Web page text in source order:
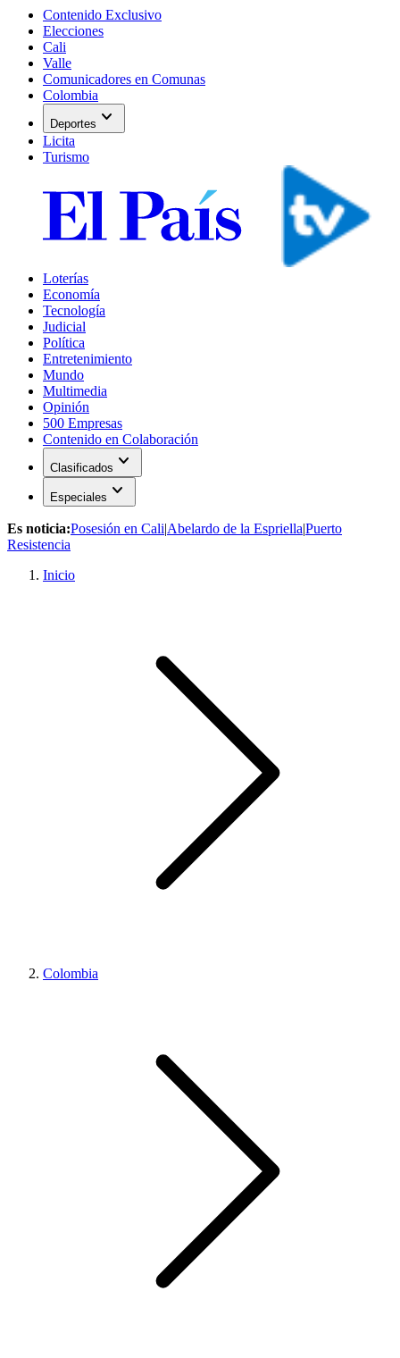
Contenido Exclusivo
Elecciones
Cali
Valle
Comunicadores en Comunas
Colombia
Deportes expand_more
Licita
Turismo
Loterías
Economía
Tecnología
Judicial
Política
Entretenimiento
Mundo
Multimedia
Opinión
500 Empresas
Contenido en Colaboración
Clasificados expand_more
Especiales expand_more
Es noticia:Posesión en Cali|Abelardo de la Espriella|Puerto
Resistencia
Inicio
Colombia